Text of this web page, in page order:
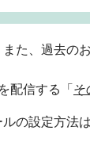
た、過去の
配信する「 そ
ルの設定方法